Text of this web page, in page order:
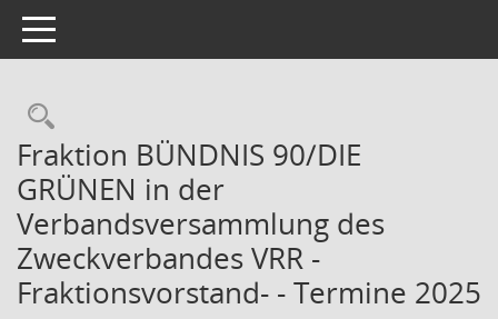
Toggle navigation
Rechercheauswahl
Fraktion BÜNDNIS 90/DIE
GRÜNEN in der
Verbandsversammlung des
Zweckverbandes VRR -
Fraktionsvorstand- - Termine 2025